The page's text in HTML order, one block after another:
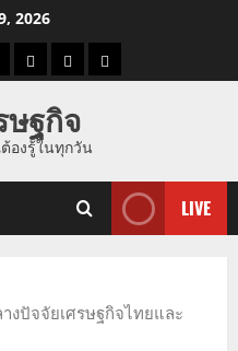
2026
ว
ดูด
ที่
ผู้ชาย
ษฐกิจ
องรู้ในทุกวัน
LIVE
งปัจจัยเศรษฐกิจไทยและ